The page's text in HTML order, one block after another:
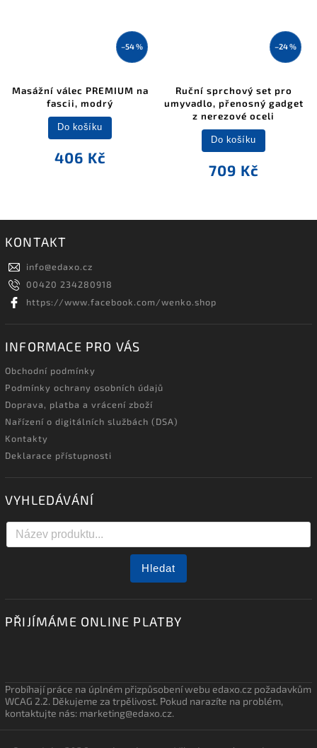
–54 %
Masážní válec PREMIUM na
fascii, modrý
406 Kč
Do košíku
–24 %
Ruční sprchový set pro
umyvadlo, přenosný gadget
z nerezové oceli
709 Kč
Do košíku
KONTAKT
info@edaxo.cz
00420 234280918
https://www.facebook.com/wenko.shop
INFORMACE PRO VÁS
Obchodní podmínky
Podmínky ochrany osobních údajů
Doprava, platba a vrácení zboží
Nařízení o digitálních službách (DSA)
Kontakty
Deklarace přístupnosti
VYHLEDÁVÁNÍ
Hledat
PŘIJÍMÁME ONLINE PLATBY
Probíhají práce na úplném přizpůsobení webu edaxo.cz požadavkům
WCAG 2.2. Děkujeme za trpělivost. Pokud narazíte na problém,
kontaktujte nás: marketing@edaxo.cz.